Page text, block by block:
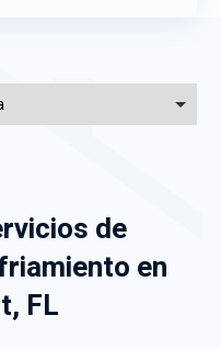
de
en
FL